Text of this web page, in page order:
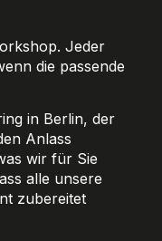
Jeder
die passende
in Berlin, der
Anlass
wir für Sie
alle unsere
zubereitet